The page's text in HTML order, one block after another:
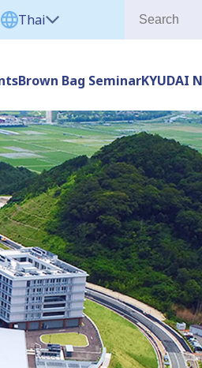
Thai
Brown Bag SeminarKYUDAI